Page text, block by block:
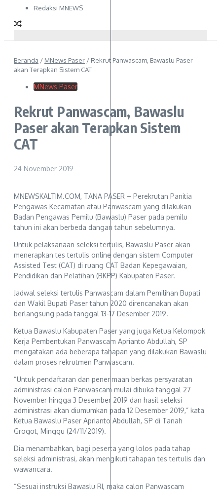
Redaksi MNEWS
Beranda / MNews Paser / Rekrut Panwascam, Bawaslu Paser
akan Terapkan Sistem CAT
MNews Paser
Rekrut Panwascam, Bawaslu
Paser akan Terapkan Sistem
CAT
24 November 2019
MNEWSKALTIM.COM, TANA PASER – Perekrutan Panitia
Pengawas Kecamatan atau Panwascam yang dilakukan
Badan Pengawas Pemilu (Bawaslu) Paser pada pemilu
tahun ini akan berbeda dangan tahun sebelumnya.
Untuk pelaksanaan seleksi tertulis, Bawaslu Paser akan
menerapkan tes tertulis online dengan sistem Computer
Assisted Test (CAT) di ruang CAT Badan Kepegawaian,
Pendidikan dan Pelatihan (BKPP) Kabupaten Paser.
Jadwal seleksi tertulis Panwascam dalam Pemilihan Bupati
dan Wakil Bupati Paser tahun 2020 direncanakan akan
berlangsung pada tanggal 13-17 Desember 2019.
Ketua Bawaslu Kabupaten Paser yang juga Ketua Kelompok
Kerja Pembentukan Panwascam Aprianto Abdullah, SP
mengatakan ada beberapa tahapan yang dilakukan Bawaslu
dalam proses rekrutmen Panwascam.
“Untuk pendaftaran dan penerimaan berkas persyaratan
administrasi calon Panwascam mulai dibuka tanggal 27
November hingga 3 Desember 2019 dan hasil seleksi
administrasi akan diumumkan pada 12 Desember 2019,” kata
Ketua Bawaslu Paser Aprianto Abdullah, SP di Tanah
Grogot, Minggu (24/11/2019).
Dia menambahkan, bagi peserta yang lolos pada tahap
seleksi administrasi, akan mengikuti tahapan tes tertulis dan
wawancara.
“Sesuai instruksi Bawaslu RI, maka calon Panwascam